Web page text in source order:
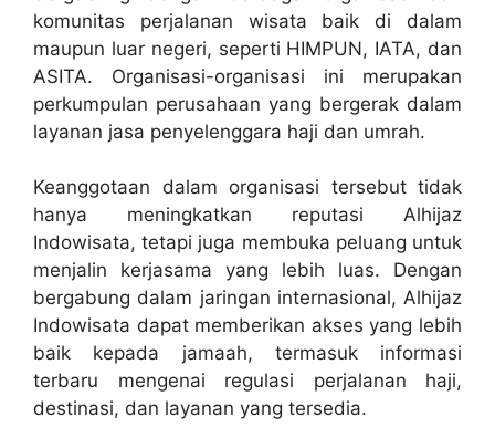
komunitas perjalanan wisata baik di dalam
maupun luar negeri, seperti HIMPUN, IATA, dan
ASITA. Organisasi-organisasi ini merupakan
perkumpulan perusahaan yang bergerak dalam
layanan jasa penyelenggara haji dan umrah.
Keanggotaan dalam organisasi tersebut tidak
hanya meningkatkan reputasi Alhijaz
Indowisata, tetapi juga membuka peluang untuk
menjalin kerjasama yang lebih luas. Dengan
bergabung dalam jaringan internasional, Alhijaz
Indowisata dapat memberikan akses yang lebih
baik kepada jamaah, termasuk informasi
terbaru mengenai regulasi perjalanan haji,
destinasi, dan layanan yang tersedia.